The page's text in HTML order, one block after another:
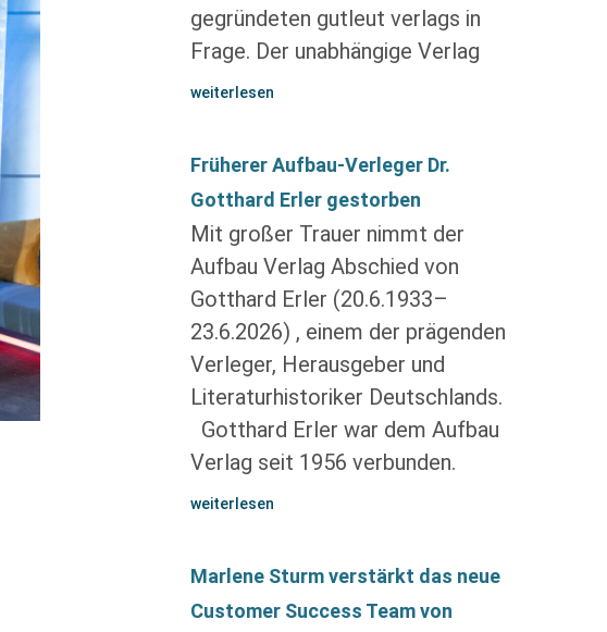
gegründeten gutleut verlags in
Frage. Der unabhängige Verlag
weiterlesen
Früherer Aufbau-Verleger Dr.
Gotthard Erler gestorben
Mit großer Trauer nimmt der
Aufbau Verlag Abschied von
Gotthard Erler (20.6.1933–
23.6.2026) , einem der prägenden
Verleger, Herausgeber und
Literaturhistoriker Deutschlands.
Gotthard Erler war dem Aufbau
Verlag seit 1956 verbunden.
weiterlesen
Marlene Sturm verstärkt das neue
Customer Success Team von